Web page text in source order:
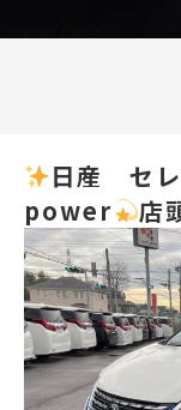
日産 セレ
power
店